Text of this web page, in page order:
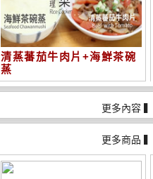
清蒸蕃茄牛肉片+海鮮茶碗
蒸
更多內容 ▍
更多商品 ▍